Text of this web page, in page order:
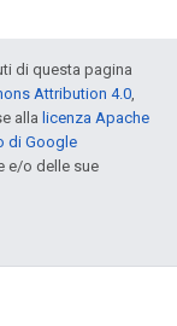
di questa pagina
Attribution 4.0,
alla licenza Apache
di Google
e/o delle sue